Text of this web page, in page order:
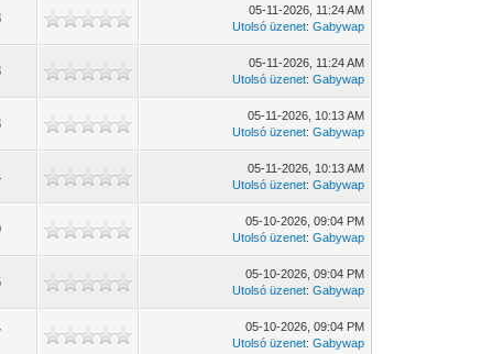
05-11-2026, 11:24 AM
Utolsó üzenet:Gabywap
05-11-2026, 11:24 AM
Utolsó üzenet:Gabywap
05-11-2026, 10:13 AM
Utolsó üzenet:Gabywap
05-11-2026, 10:13 AM
Utolsó üzenet:Gabywap
05-10-2026, 09:04 PM
Utolsó üzenet:Gabywap
05-10-2026, 09:04 PM
Utolsó üzenet:Gabywap
05-10-2026, 09:04 PM
Utolsó üzenet:Gabywap